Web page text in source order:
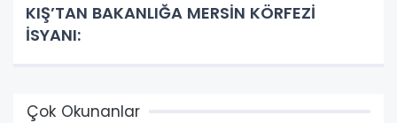
KIŞ’TAN BAKANLIĞA MERSİN KÖRFEZİ
İSYANI:
Çok Okunanlar